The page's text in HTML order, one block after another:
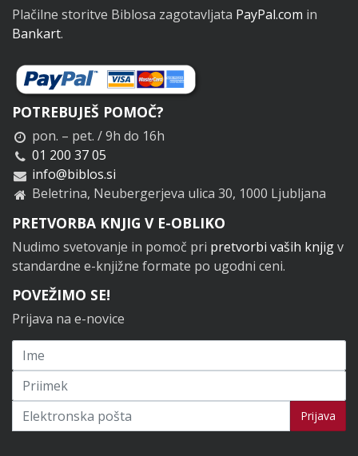
Plačilne storitve Biblosa zagotavljata PayPal.com in
Bankart.
POTREBUJEŠ POMOČ?
pon. – pet. / 9h do 16h
01 200 37 05
info@biblos.si
Beletrina, Neubergerjeva ulica 30, 1000 Ljubljana
PRETVORBA KNJIG V E-OBLIKO
Nudimo svetovanje in pomoč pri pretvorbi vaših knjigv
standardne e-knjižne formate po ugodni ceni.
POVEŽIMO SE!
Prijava na e-novice
Prijavi se na novice Prijava